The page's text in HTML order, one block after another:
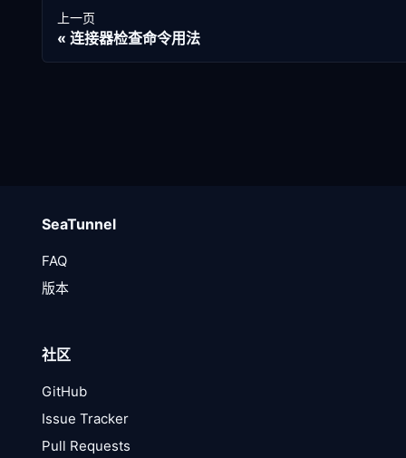
上一页
连接器检查命令用法
SeaTunnel
FAQ
版本
社区
GitHub
Issue Tracker
Pull Requests